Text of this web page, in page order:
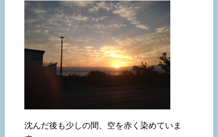
沈んだ後も少しの間、空を赤く染めていま